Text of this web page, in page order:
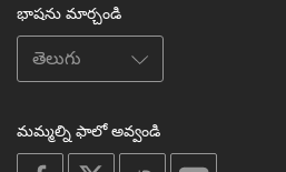
భాషను మార్చండి
మమ్మల్ని ఫాలో అవ్వండి
on